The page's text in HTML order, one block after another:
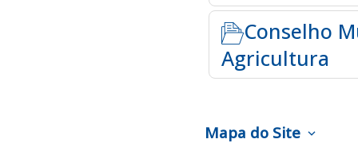
Conselho
Agricultura
Mapa do Site expand_more